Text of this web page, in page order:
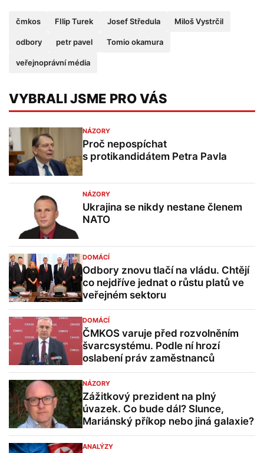
čmkos FIlip Turek Josef Středula Miloš Vystrčil
odbory petr pavel Tomio okamura
veřejnoprávní média
VYBRALI JSME PRO VÁS
NÁZORY
Proč nepospíchat
s protikandidátem Petra Pavla
NÁZORY
Ukrajina se nikdy nestane členem
NATO
DOMÁCÍ
Odbory znovu tlačí na vládu. Chtějí
co nejdříve jednat o růstu platů ve
veřejném sektoru
DOMÁCÍ
ČMKOS varuje před rozvolněním
švarcsystému. Podle ní hrozí
oslabení práv zaměstnanců
NÁZORY
Zážitkový prezident na plný
úvazek. Co bude dál? Slunce,
Mariánský příkop nebo jiná galaxie?
ANALÝZY